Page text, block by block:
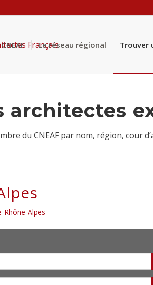
Le réseau régional Trouver
architectes
du CNEAF par nom, région, cour
Rhône-Alpes